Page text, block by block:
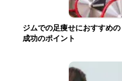
ジムでの足痩せにおすすめ
成功のポイント